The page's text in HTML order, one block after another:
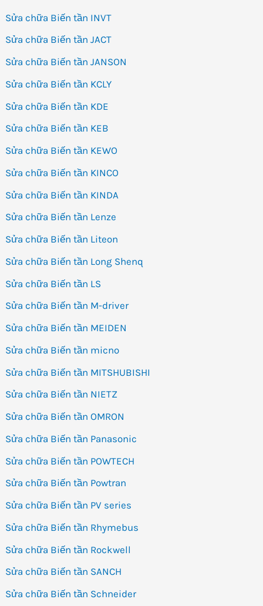
Sửa chữa Biến tần INVT
Sửa chữa Biến tần JACT
Sửa chữa Biến tần JANSON
Sửa chữa Biến tần KCLY
Sửa chữa Biến tần KDE
Sửa chữa Biến tần KEB
Sửa chữa Biến tần KEWO
Sửa chữa Biến tần KINCO
Sửa chữa Biến tần KINDA
Sửa chữa Biến tần Lenze
Sửa chữa Biến tần Liteon
Sửa chữa Biến tần Long Shenq
Sửa chữa Biến tần LS
Sửa chữa Biến tần M-driver
Sửa chữa Biến tần MEIDEN
Sửa chữa Biến tần micno
Sửa chữa Biến tần MITSHUBISHI
Sửa chữa Biến tần NIETZ
Sửa chữa Biến tần OMRON
Sửa chữa Biến tần Panasonic
Sửa chữa Biến tần POWTECH
Sửa chữa Biến tần Powtran
Sửa chữa Biến tần PV series
Sửa chữa Biến tần Rhymebus
Sửa chữa Biến tần Rockwell
Sửa chữa Biến tần SANCH
Sửa chữa Biến tần Schneider